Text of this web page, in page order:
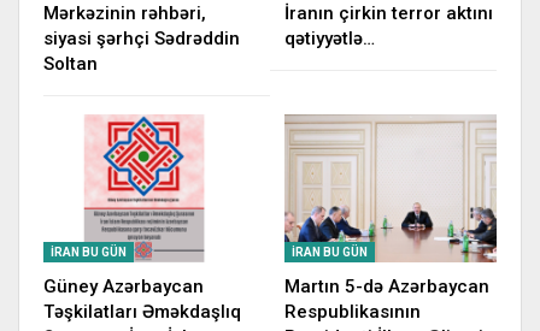
Mərkəzinin rəhbəri,
siyasi şərhçi Sədrəddin
Soltan
İranın çirkin terror aktını
qətiyyətlə…
İRAN BU GÜN
Güney Azərbaycan
Təşkilatları Əməkdaşlıq
İRAN BU GÜN
Martın 5-də Azərbaycan
Respublikasının